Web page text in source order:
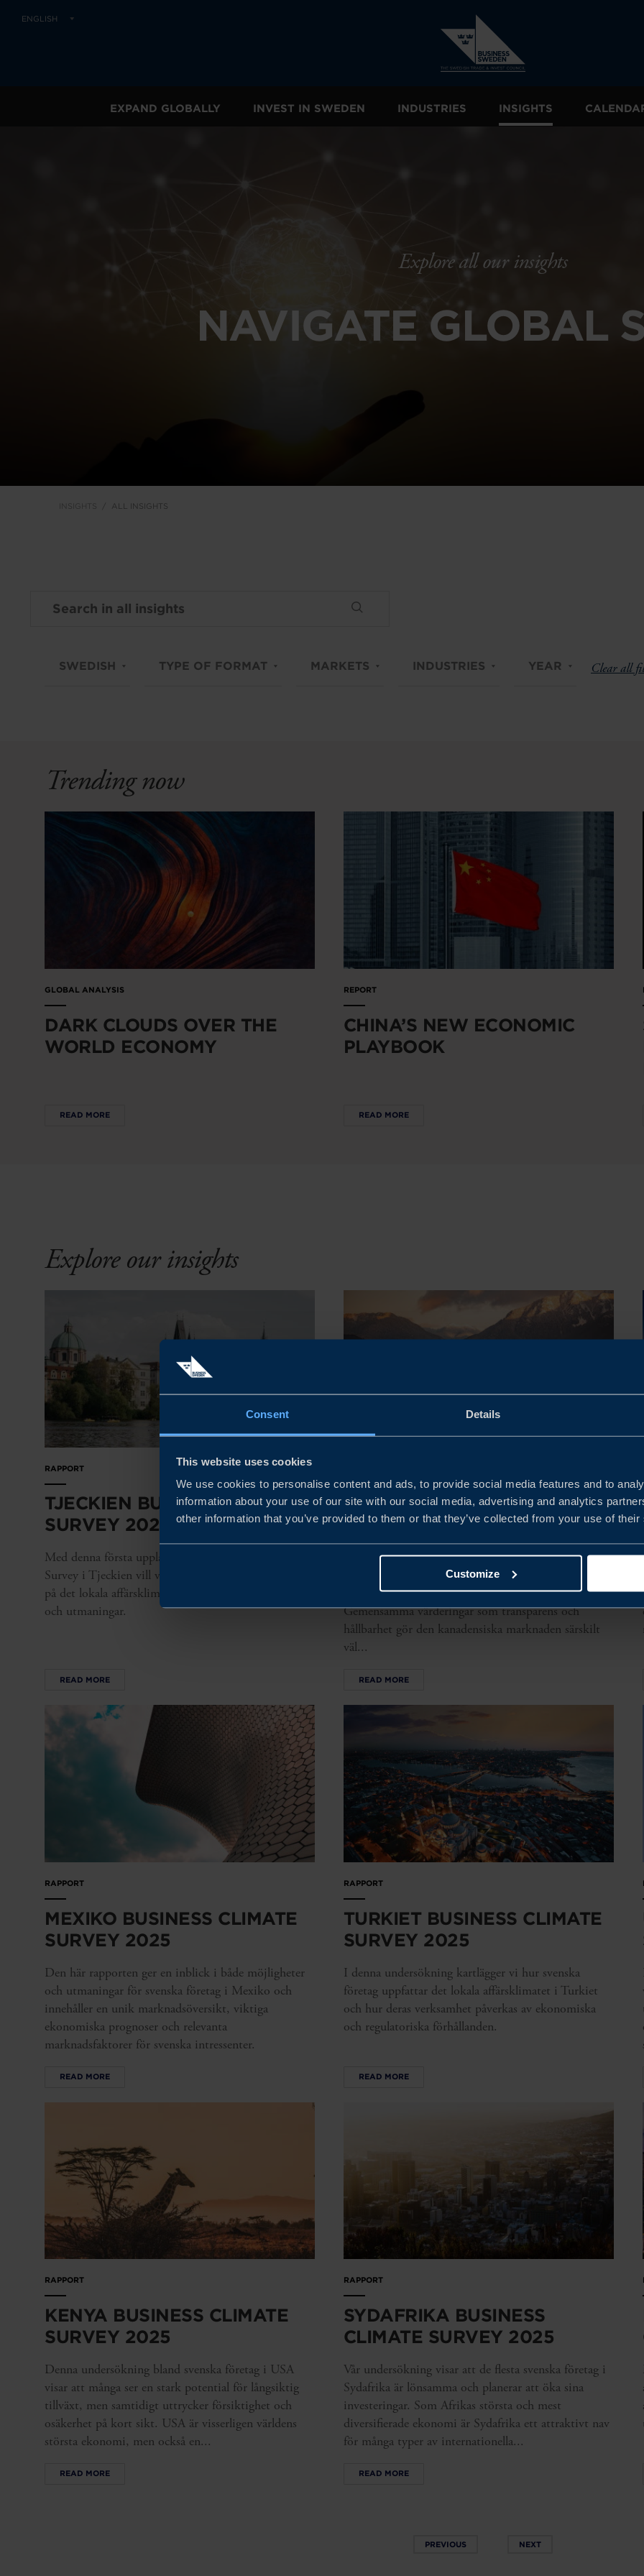
Consent Details
This website uses cookies
We use cookies to personalise content and ads, to provide social media features and to
information about your use of our site with our social media, advertising and analytics
other information that you’ve provided to them or that they’ve collected from your use of
Customize
ENGLISH
EXPAND GLOBALLY INVEST IN SWEDEN INDUSTRIES INSIGHTS
Explore all our insights
NAVIGATE GLOBAL
ALL INSIGHTS
SWEDISH TYPE OF FORMAT MARKETS INDUSTRIES YEAR Clear all
Trending now
GLOBAL ANALYSIS
DARK CLOUDS OVER THE
WORLD ECONOMY
READ MORE
REPORT
CHINA’S NEW ECONOMIC
PLAYBOOK
READ MORE
Explore our insights
RAPPORT
TJECKIEN BUSINESS CLIMATE
SURVEY 2025
Med denna första upplaga av vår Business Climate
Survey i Tjeckien vill vi visa hur svenska företag ser
på det lokala affärsklimatet och var de ser möjligheter
och utmaningar.
READ MORE
KANADA BUSINESS CLIMATE
SURVEY 2025
Undersökningen visar att även om ekonomiskt
utmanande år kan väntas, förblir Kanada en stabil
och attraktiv marknad för svenska företag.
Gemensamma värderingar som transparens och
hållbarhet gör den kanadensiska marknaden särskilt
väl...
READ MORE
RAPPORT
MEXIKO BUSINESS CLIMATE
SURVEY 2025
Den här rapporten ger en inblick i både möjligheter
och utmaningar för svenska företag i Mexiko och
innehåller en unik marknadsöversikt, viktiga
ekonomiska prognoser och relevanta
marknadsfaktorer för svenska intressenter.
READ MORE
RAPPORT
TURKIET BUSINESS CLIMATE
SURVEY 2025
I denna undersökning kartlägger vi hur svenska
företag uppfattar det lokala affärsklimatet i Turkiet
och hur deras verksamhet påverkas av ekonomiska
och regulatoriska förhållanden.
READ MORE
RAPPORT
KENYA BUSINESS CLIMATE
SURVEY 2025
Denna undersökning bland svenska företag i USA
visar att många ser en stark potential för långsiktig
tillväxt, men samtidigt uttrycker försiktighet och
osäkerhet på kort sikt. USA är visserligen världens
största ekonomi, men också en...
READ MORE
RAPPORT
SYDAFRIKA BUSINESS
CLIMATE SURVEY 2025
Vår undersökning visar att de flesta svenska företag i
Sydafrika är lönsamma och planerar att öka sina
investeringar. Som Afrikas största och mest
diversifierade ekonomi är Sydafrika ett attraktivt nav
för många typer av internationella...
READ MORE
PREVIOUS NEXT